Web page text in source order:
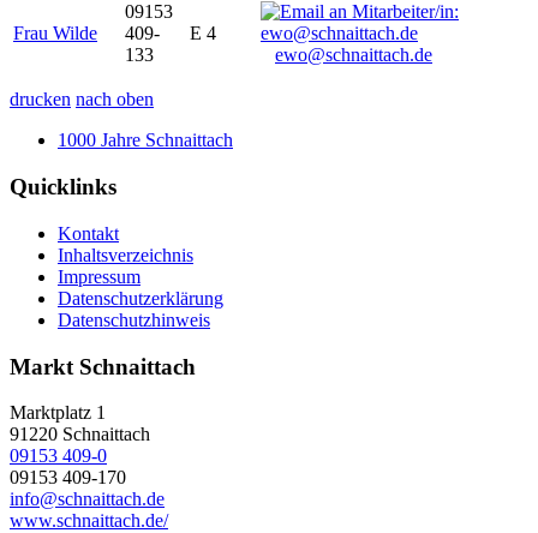
Frau Wilde
09153
409-
133
E 4
ewo@schnaittach.de
drucken nach oben
1000 Jahre Schnaittach
Quicklinks
Kontakt
Inhaltsverzeichnis
Impressum
Datenschutzerklärung
Datenschutzhinweis
Markt Schnaittach
Marktplatz 1
91220 Schnaittach
09153 409-0
09153 409-170
info@schnaittach.de
www.schnaittach.de/